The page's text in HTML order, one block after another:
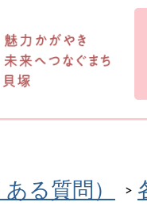
る質問）